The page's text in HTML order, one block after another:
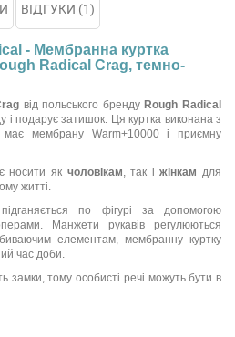
ВІДГУКИ (1)
- Мембранна куртка
Radical Crag, темно-
від польського брендуRough Radical
і подарує затишок. Ця куртка виконана з
має мембрану Warm+10000 і приємну
носити як чоловікам, так іжінкам для
житті.
по фігурі за допомогою
Манжети рукавів регулюються
елементам, мембранну куртку
час доби.
замки, тому особисті речі можуть бути в